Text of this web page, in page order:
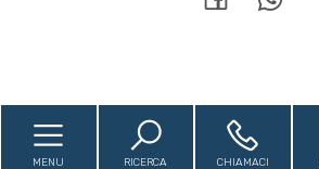
Torna su
MENU RICERCA CHIAMACI